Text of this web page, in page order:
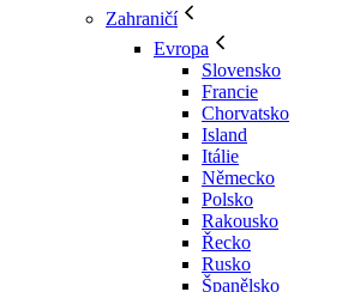
Zahraničí
Evropa
Slovensko
Francie
Chorvatsko
Island
Itálie
Německo
Polsko
Rakousko
Řecko
Rusko
Španělsko